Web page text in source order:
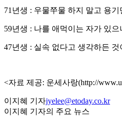
71년생 : 우물쭈물 하지 말고 용
59년생 : 나를 애먹이는 자가 있
47년생 : 실속 없다고 생각하든
<자료 제공: 운세사랑(http://
이지혜 기자jyelee@etoday.co.kr
이지혜 기자의 주요 뉴스